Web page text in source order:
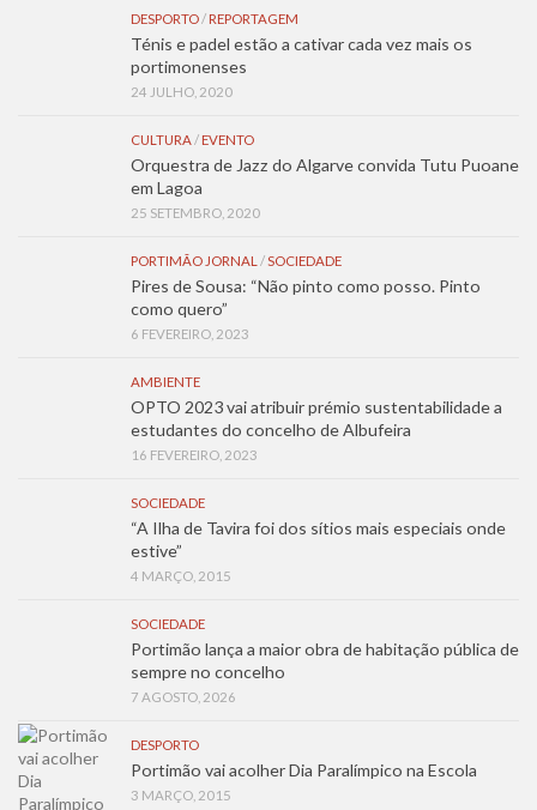
DESPORTO/ REPORTAGEM
Ténis e padel estão a cativar cada vez mais os
portimonenses
24 JULHO, 2020
CULTURA/ EVENTO
Orquestra de Jazz do Algarve convida Tutu Puoane
em Lagoa
25 SETEMBRO, 2020
PORTIMÃO JORNAL /SOCIEDADE
Pires de Sousa: “Não pinto como posso. Pinto
como quero”
6 FEVEREIRO, 2023
AMBIENTE
OPTO 2023 vai atribuir prémio sustentabilidade a
estudantes do concelho de Albufeira
16 FEVEREIRO, 2023
SOCIEDADE
“A Ilha de Tavira foi dos sítios mais especiais onde
estive”
4 MARÇO, 2015
SOCIEDADE
Portimão lança a maior obra de habitação pública de
sempre no concelho
7 AGOSTO, 2026
DESPORTO
Portimão vai acolher Dia Paralímpico na Escola
3 MARÇO, 2015